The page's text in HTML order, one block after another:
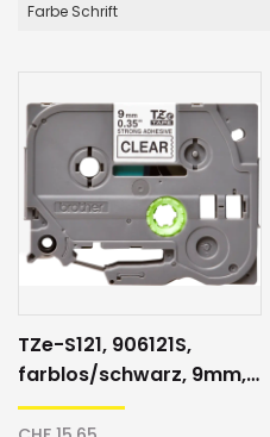
Farbe Schrift
TZe-S121, 906121S,
farblos/schwarz, 9mm,
Schriftband